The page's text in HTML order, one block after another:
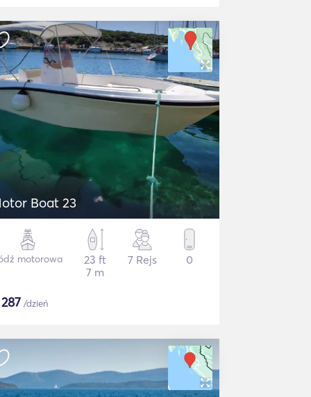
Boat 23
motorowa
23 ft
7 m
7 Rejs 0
287 /dzień